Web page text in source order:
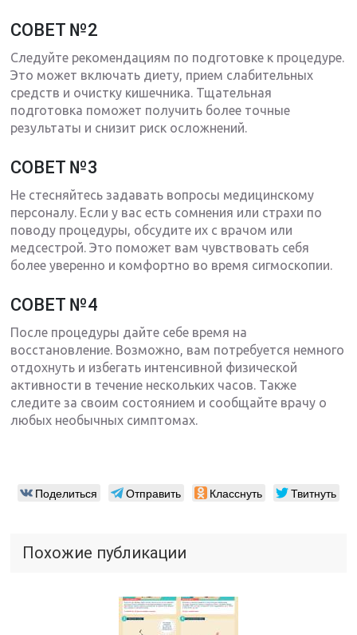
СОВЕТ №2
Следуйте рекомендациям по подготовке к процедуре.
Это может включать диету, прием слабительных
средств и очистку кишечника. Тщательная
подготовка поможет получить более точные
результаты и снизит риск осложнений.
СОВЕТ №3
Не стесняйтесь задавать вопросы медицинскому
персоналу. Если у вас есть сомнения или страхи по
поводу процедуры, обсудите их с врачом или
медсестрой. Это поможет вам чувствовать себя
более уверенно и комфортно во время сигмоскопии.
СОВЕТ №4
После процедуры дайте себе время на
восстановление. Возможно, вам потребуется немного
отдохнуть и избегать интенсивной физической
активности в течение нескольких часов. Также
следите за своим состоянием и сообщайте врачу о
любых необычных симптомах.
Поделиться Отправить Класснуть Твитнуть
Похожие публикации